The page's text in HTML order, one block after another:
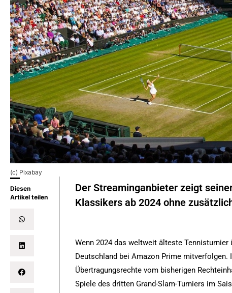
(c) Pixabay
Diesen
Artikel teilen
Der Streaminganbieter zeigt
Klassikers ab 2024 ohne
Wenn 2024 das weltweit älteste Tennisturnier
Deutschland bei Amazon Prime mitverfolgen.
Übertragungsrechte vom bisherigen
Spiele des dritten Grand-Slam-Turniers im